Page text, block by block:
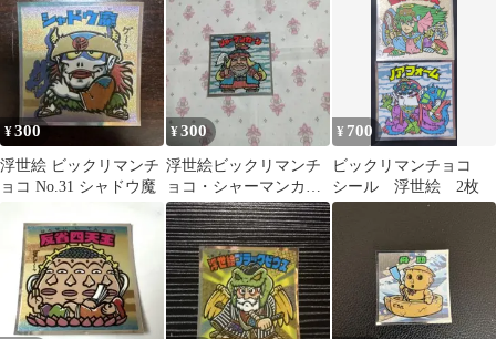
とめ売り歓迎！
¥300
浮世絵 ビックリマンチ
ョコ No.31 シャドウ魔
¥300
浮世絵ビックリマンチ
ョコ・シャーマンカー
ン
¥ 700
ビックリマンチョコ
シール 浮世絵 2枚